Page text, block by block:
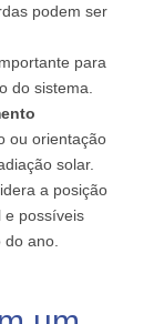
podem ser
para
do sistema.
ou orientação
solar.
a posição
e possíveis
ano.